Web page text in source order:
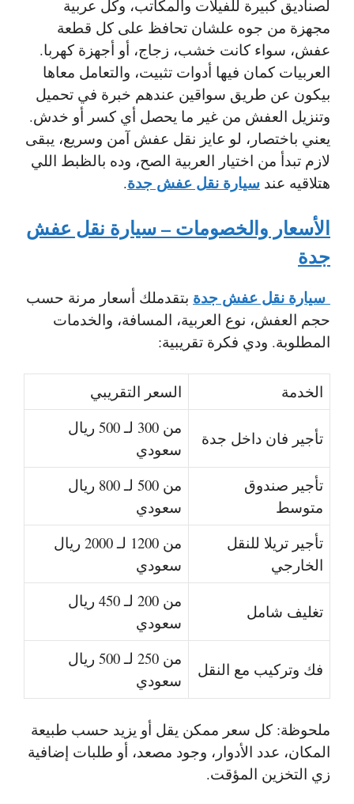
لصناديق كبيرة للفيلات والمكاتب، وكل عربية
مجهزة من جوه علشان تحافظ على كل قطعة
عفش، سواء كانت خشب، زجاج، أو أجهزة كهربا.
العربيات كمان فيها أدوات تثبيت، والتعامل معاها
بيكون عن طريق سواقين عندهم خبرة في تحميل
وتنزيل العفش من غير ما يحصل أي كسر أو خدش.
يعني باختصار، لو عايز نقل عفش آمن وسريع، يبقى
لازم تبدأ من اختيار العربية الصح، وده بالظبط اللي
هتلاقيه عند سيارة نقل عفش جدة.
الأسعار والخصومات – سيارة نقل عفش
جدة
سيارة نقل عفش جدة بتقدملك أسعار مرنة حسب
حجم العفش، نوع العربية، المسافة، والخدمات
المطلوبة. ودي فكرة تقريبية:
الخدمة السعر التقريبي
تأجير فان داخل جدة
من 300 لـ 500 ريال
سعودي
تأجير صندوق
متوسط
من 500 لـ 800 ريال
سعودي
تأجير تريلا للنقل
الخارجي
من 1200 لـ 2000 ريال
سعودي
تغليف شامل
من 200 لـ 450 ريال
سعودي
فك وتركيب مع النقل
من 250 لـ 500 ريال
سعودي
ملحوظة: كل سعر ممكن يقل أو يزيد حسب طبيعة
المكان، عدد الأدوار، وجود مصعد، أو طلبات إضافية
زي التخزين المؤقت.